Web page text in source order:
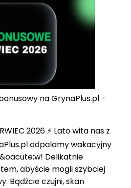
na GrynaPlus.pl -
2026 ⚡ Lato wita nas z
odpalamy wakacyjny
Delikatnie
abyście mogli szybciej
Bądźcie czujni, skan